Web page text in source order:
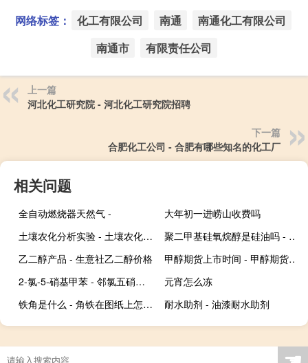
网络标签： 化工有限公司 南通
南通化工有限公司
南通市
有限责任公司
上一篇
河北化工研究院 - 河北化工研究院招聘
下一篇
合肥化工公司 - 合肥有哪些知名的化工厂
相关问题
全自动燃烧器天然气 -
大年初一进崂山收费吗
土壤农化分析实验 - 土壤农化分析实验指导
聚二甲基硅氧烷醇是硅油吗 - 聚二甲基硅氧烷醇是什么意思
乙二醇产品 - 生意社乙二醇价格
甲醇期货上市时间 - 甲醇期货交易时间
2-氯-5-硝基甲苯 - 邻氯五硝基甲苯
元宵怎么冻
铁角是什么 - 角铁在图纸上怎么看
耐水助剂 - 油漆耐水助剂